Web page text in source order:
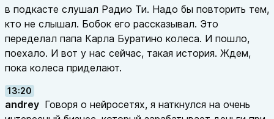
в подкасте слушал Радио Ти. Надо бы повторить тем,
кто не слышал. Бобок его рассказывал. Это
переделал папа Карла Буратино колеса. И пошло,
поехало. И вот у нас сейчас, такая история. Ждем,
пока колеса приделают.
13:20
andrey Говоря о нейросетях, я наткнулся на очень